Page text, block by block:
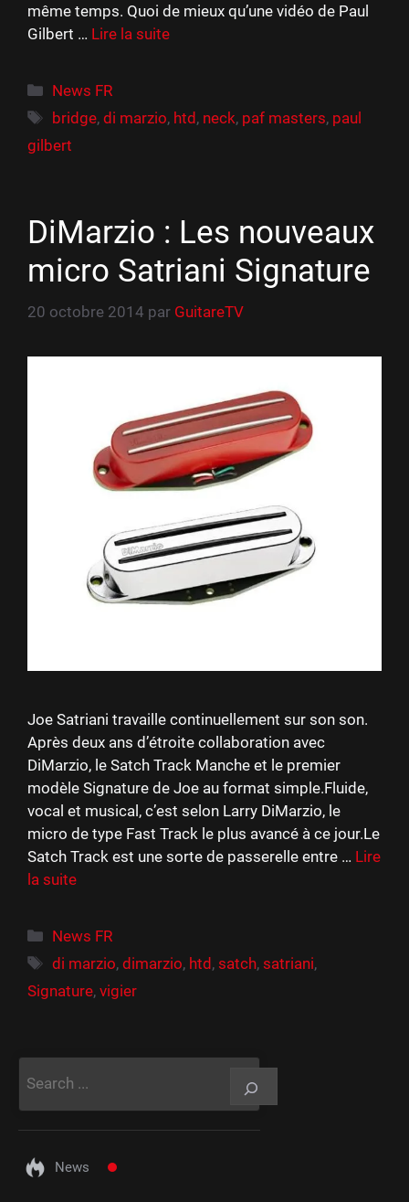
même temps. Quoi de mieux qu’une vidéo de Paul
Gilbert … Lire la suite
Catégories
News FR
Étiquettes
bridge,di marzio, htd, neck, paf masters, paul
gilbert
DiMarzio : Les nouveaux
micro Satriani Signature
20 octobre 2014 par GuitareTV
Joe Satriani travaille continuellement sur son son.
Après deux ans d’étroite collaboration avec
DiMarzio, le Satch Track Manche et le premier
modèle Signature de Joe au format simple.Fluide,
vocal et musical, c’est selon Larry DiMarzio, le
micro de type Fast Track le plus avancé à ce jour.Le
Satch Track est une sorte de passerelle entre … Lire
la suite
Catégories
News FR
Étiquettes
di marzio,dimarzio, htd ,satch,satriani,
Signature, vigier
News